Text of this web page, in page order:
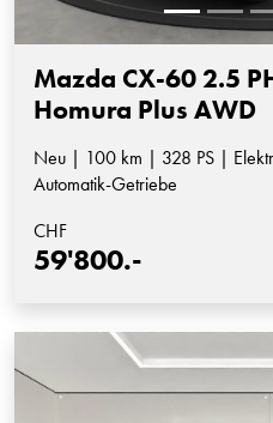
Mazda CX-60 2.5
Homura Plus AWD
Neu | 100 km | 328 PS |
Automatik-Getriebe
CHF
59'800.-